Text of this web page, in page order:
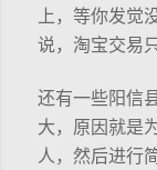
上，等你发觉
说，淘宝交易
还有一些阳信
大，原因就是
人，然后进行